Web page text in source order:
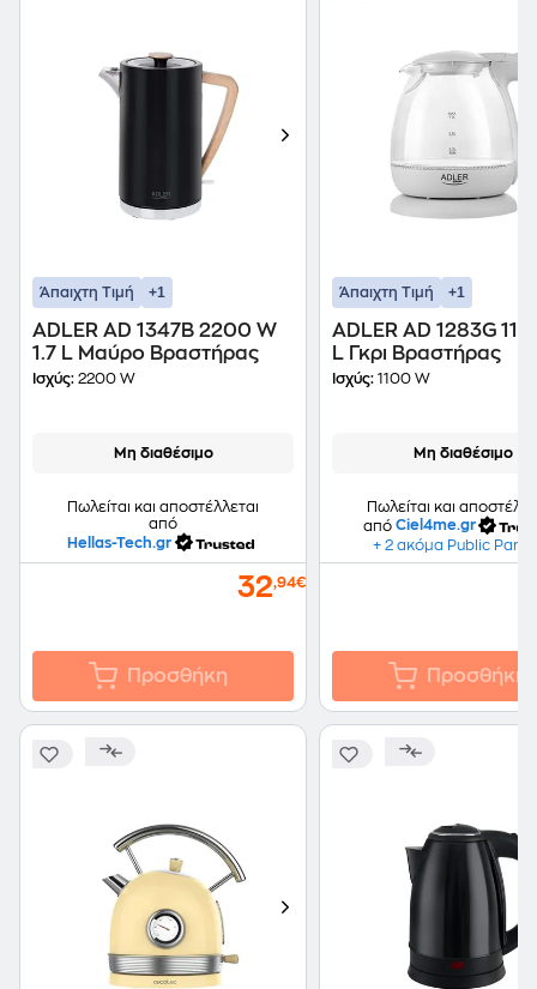
Άπαιχτη Τιμή +1
ADLER AD 1347B 2200 W
1.7 L Μαύρο Βραστήρας
Ισχύς: 2200 W
Μη διαθέσιμο
Πωλείται και αποστέλλεται
από
Hellas-Tech.gr
32,94€
Προσθήκη
Άπαιχτη Τιμή +1
ADLER AD 1283G
L Γκρι Βραστήρας
Ισχύς: 1100 W
Μη διαθέσιμο
Πωλείται και
από Ciel4me.gr
+ 2 ακόμα Public
Προσθήκη